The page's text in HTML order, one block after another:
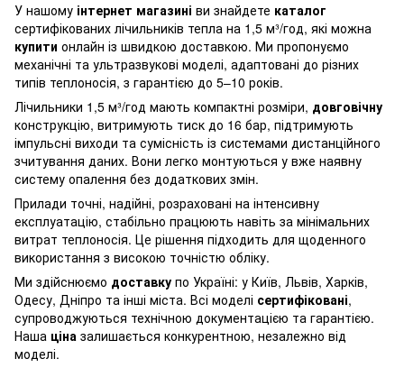
У нашому інтернет магазині ви знайдете каталог
сертифікованих лічильників тепла на 1,5 м³/год, які можна
купити онлайн із швидкою доставкою. Ми пропонуємо
механічні та ультразвукові моделі, адаптовані до різних
типів теплоносія, з гарантією до 5–10 років.
Лічильники 1,5 м³/год мають компактні розміри, довговічну
конструкцію, витримують тиск до 16 бар, підтримують
імпульсні виходи та сумісність із системами дистанційного
зчитування даних. Вони легко монтуються у вже наявну
систему опалення без додаткових змін.
Прилади точні, надійні, розраховані на інтенсивну
експлуатацію, стабільно працюють навіть за мінімальних
витрат теплоносія. Це рішення підходить для щоденного
використання з високою точністю обліку.
Ми здійснюємо доставку по Україні: у Київ, Львів, Харків,
Одесу, Дніпро та інші міста. Всі моделі сертифіковані,
супроводжуються технічною документацією та гарантією.
Наша ціна залишається конкурентною, незалежно від
моделі.